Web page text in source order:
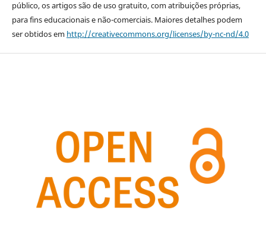
público, os artigos são de uso gratuito, com atribuições próprias,
para fins educacionais e não-comerciais. Maiores detalhes podem
ser obtidos em http://creativecommons.org/licenses/by-nc-nd/4.0